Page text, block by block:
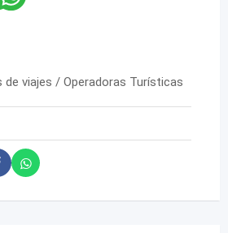
de viajes / Operadoras Turísticas